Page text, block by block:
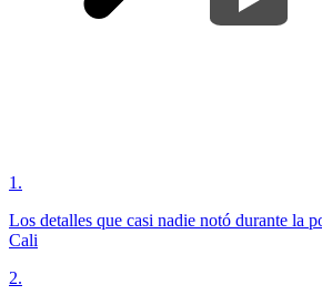
1 .
Los detalles que casi nadie notó durante la
Cali
2.